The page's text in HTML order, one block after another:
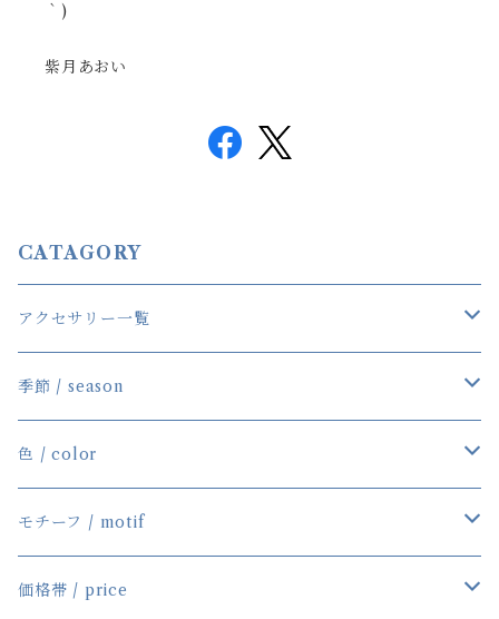
｀)
紫月あおい
CATAGORY
アクセサリー一覧
一覧
ネックレス
ブレスレット
ピアス/イヤリング
季節 / season
春／Spring
夏／Summer
秋／Autumn
色 / color
Blue／Aqua
Red／Pink
モチーフ / motif
Star＆Moon
価格帯 / price